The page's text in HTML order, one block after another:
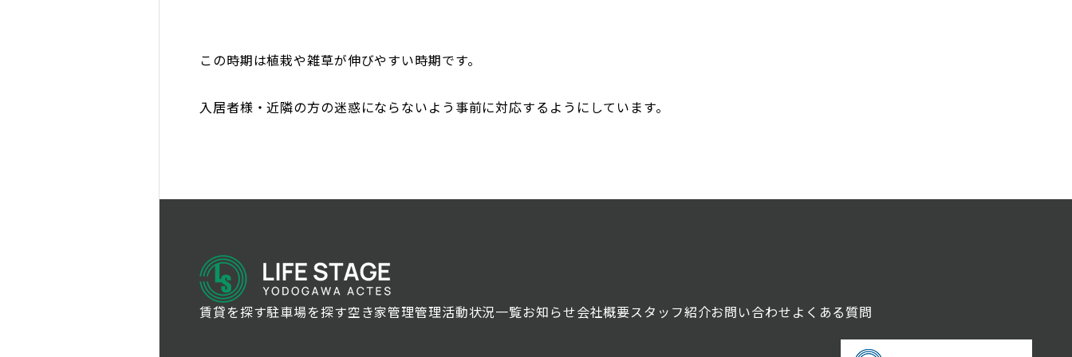
この時期は植栽や雑草が伸びやすい時期です。
入居者様・近隣の方の迷惑にならないよう事前に対応するようにしています。
賃貸を探す駐車場を探す空き家管理管理活動状況一覧お知らせ会社概要スタッフ紹介お問い合わせ よくある質問